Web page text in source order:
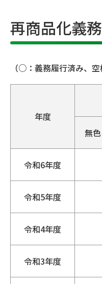
再商品化義
（○：義務履行済み、空
年度
無色
令和6年度
令和5年度
令和4年度
令和3年度